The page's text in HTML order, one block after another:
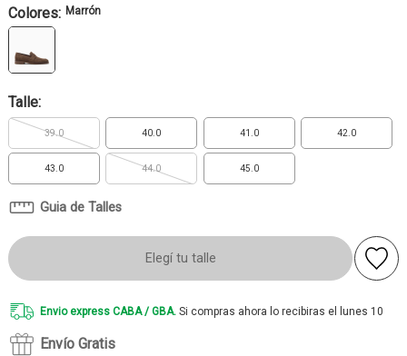
Colores: Marrón
Talle:
39.0 40.0 41.0 42.0
43.0 44.0 45.0
Guia de Talles
Elegí tu talle
Envio express CABA / GBA. Si compras ahora lo recibiras el lunes 10
Envío Gratis